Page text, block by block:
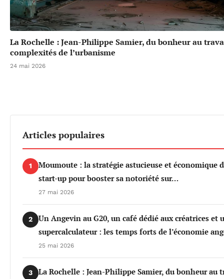
La Rochelle : Jean-Philippe Samier, du bonheur au
complexités de l’urbanisme
24 mai 2026
Articles populaires
1
Moumoute : la stratégie astucieuse et économique
start-up pour booster sa notoriété sur…
27 mai 2026
2
Un Angevin au G20, un café dédié aux créatrices et
supercalculateur : les temps forts de l’économie
25 mai 2026
3
La Rochelle : Jean-Philippe Samier, du bonheur au